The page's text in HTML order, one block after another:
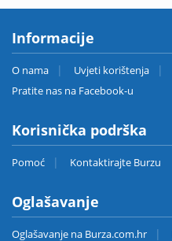
Informacije
O nama Uvjeti korištenja
Pratite nas na Facebook-u
Korisnička podrška
Pomoć Kontaktirajte Burzu
Oglašavanje
Oglašavanje na Burza.com.hr